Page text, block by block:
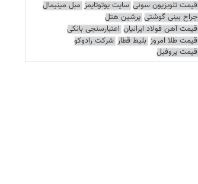
قیمت تلویزیون سونی سایت یوتوتایمز مبل مینیمال
جراح بینی گوشتی پرشین هتل
قیمت آهن فولاد ایرانیان اعتبارسنجی بانکی
قیمت طلا امروز بلیط قطار شرکت رادوکو
قیمت پروفیل